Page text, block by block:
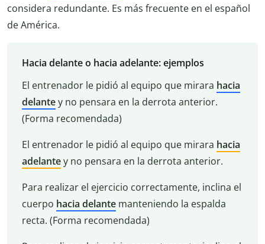
considera redundante. Es más frecuente en el español
de América.
Hacia delante o hacia adelante: ejemplos
El entrenador le pidió al equipo que mirara hacia
delantey no pensara en la derrota anterior.
(Forma recomendada)
El entrenador le pidió al equipo que mirara hacia
adelantey no pensara en la derrota anterior.
Para realizar el ejercicio correctamente, inclina el
cuerpo hacia delantemanteniendo la espalda
recta. (Forma recomendada)